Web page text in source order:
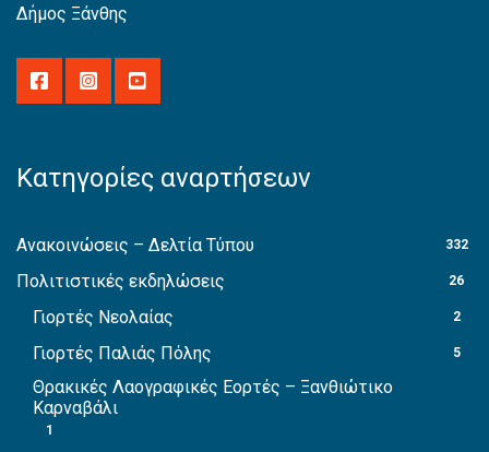
Δήμος Ξάνθης
Κατηγορίες αναρτήσεων
Ανακοινώσεις – Δελτία Τύπου 332
Πολιτιστικές εκδηλώσεις 26
Γιορτές Νεολαίας 2
Γιορτές Παλιάς Πόλης 5
Θρακικές Λαογραφικές Εορτές – Ξανθιώτικο
Καρναβάλι
1